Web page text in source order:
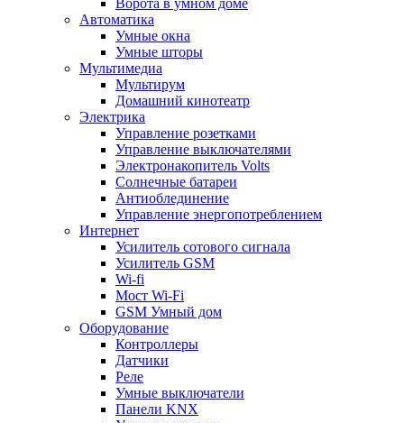
Ворота в умном доме
Автоматика
Умные окна
Умные шторы
Мультимедиа
Мультирум
Домашний кинотеатр
Электрика
Управление розетками
Управление выключателями
Электронакопитель Volts
Солнечные батареи
Антиоблединение
Управление энергопотреблением
Интернет
Усилитель сотового сигнала
Усилитель GSM
Wi-fi
Мост Wi-Fi
GSM Умный дом
Оборудование
Контроллеры
Датчики
Реле
Умные выключатели
Панели KNX